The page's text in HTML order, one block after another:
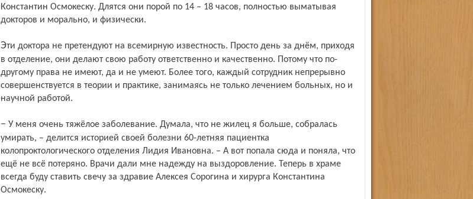
Константин Осмокеску. Длятся они порой по 14 – 18 часов, полностью выматывая
докторов и морально, и физически.
Эти доктора не претендуют на всемирную известность. Просто день за днём, приходя
в отделение, они делают свою работу ответственно и качественно. Потому что по-
другому права не имеют, да и не умеют. Более того, каждый сотрудник непрерывно
совершенствуется в теории и практике, занимаясь не только лечением больных, но и
научной работой.
– У меня очень тяжёлое заболевание. Думала, что не жилец я больше, собралась
умирать, – делится историей своей болезни 60-летняя пациентка
колопроктологического отделения Лидия Ивановна. – А вот попала сюда и поняла, что
ещё не всё потеряно. Врачи дали мне надежду на выздоровление. Теперь в храме
всегда буду ставить свечу за здравие Алексея Сорогина и хирурга Константина
Осмокеску.